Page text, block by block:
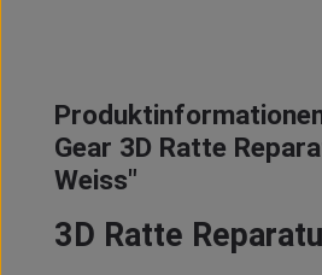
Gear 3D Ratte
Weiss"
3D Ratte